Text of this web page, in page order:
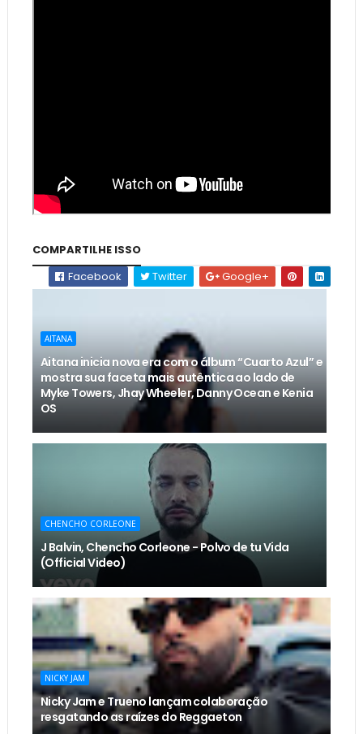
COMPARTILHE ISSO
Facebook
Twitter Google+
AITANA
Aitana inicia nova era com o álbum “Cuarto Azul” e
mostra sua faceta mais autêntica ao lado de
Myke Towers, Jhay Wheeler, Danny Ocean e Kenia
OS
CHENCHO CORLEONE
J Balvin, Chencho Corleone - Polvo de tu Vida
(Official Video)
NICKY JAM
Nicky Jam e Trueno lançam colaboração
resgatando as raízes do Reggaeton